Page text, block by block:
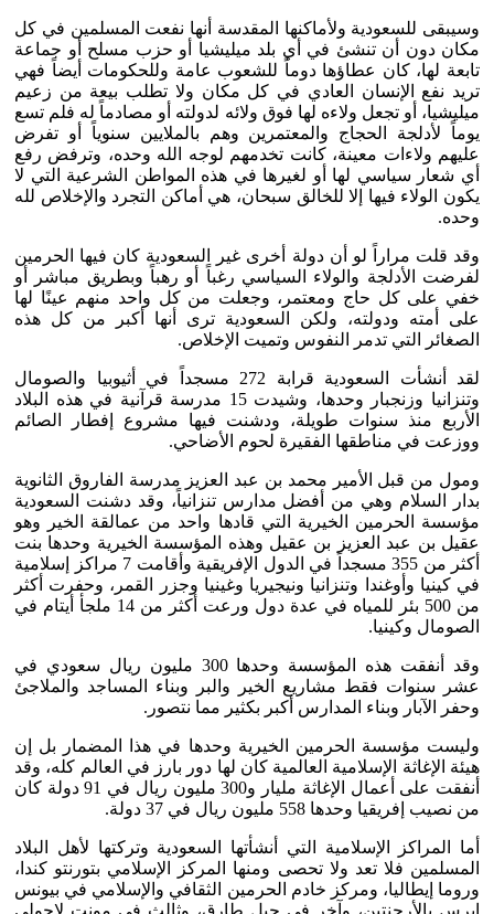
وسيبقى للسعودية ولأماكنها المقدسة أنها نفعت المسلمين في كل
مكان دون أن تنشئ في أي بلد ميليشيا أو حزب مسلح أو جماعة
تابعة لها، كان عطاؤها دوماً للشعوب عامة وللحكومات أيضاً فهي
تريد نفع الإنسان العادي في كل مكان ولا تطلب بيعة من زعيم
ميليشيا، أو تجعل ولاءه لها فوق ولائه لدولته أو مصادماً له فلم تسع
يوماً لأدلجة الحجاج والمعتمرين وهم بالملايين سنوياً أو تفرض
عليهم ولاءات معينة، كانت تخدمهم لوجه الله وحده، وترفض رفع
أي شعار سياسي لها أو لغيرها في هذه المواطن الشرعية التي لا
يكون الولاء فيها إلا للخالق سبحان، هي أماكن التجرد والإخلاص لله
وحده.
وقد قلت مراراً لو أن دولة أخرى غير السعودية كان فيها الحرمين
لفرضت الأدلجة والولاء السياسي رغباً أو رهباً وبطريق مباشر أو
خفي على كل حاج ومعتمر، وجعلت من كل واحد منهم عينًا لها
على أمته ودولته، ولكن السعودية ترى أنها أكبر من كل هذه
الصغائر التي تدمر النفوس وتميت الإخلاص.
لقد أنشأت السعودية قرابة 272 مسجداً في أثيوبيا والصومال
وتنزانيا وزنجبار وحدها، وشيدت 15 مدرسة قرآنية في هذه البلاد
الأربع منذ سنوات طويلة، ودشنت فيها مشروع إفطار الصائم
ووزعت في مناطقها الفقيرة لحوم الأضاحي.
ومول من قبل الأمير محمد بن عبد العزيز مدرسة الفاروق الثانوية
بدار السلام وهي من أفضل مدارس تنزانياً، وقد دشنت السعودية
مؤسسة الحرمين الخيرية التي قادها واحد من عمالقة الخير وهو
عقيل بن عبد العزيز بن عقيل وهذه المؤسسة الخيرية وحدها بنت
أكثر من 355 مسجداً في الدول الإفريقية وأقامت 7 مراكز إسلامية
في كينيا وأوغندا وتنزانيا ونيجيريا وغينيا وجزر القمر، وحفرت أكثر
من 500 بئر للمياه في عدة دول ورعت أكثر من 14 ملجأ أيتام في
الصومال وكينيا.
وقد أنفقت هذه المؤسسة وحدها 300 مليون ريال سعودي في
عشر سنوات فقط مشاريع الخير والبر وبناء المساجد والملاجئ
وحفر الآبار وبناء المدارس أكبر بكثير مما نتصور.
وليست مؤسسة الحرمين الخيرية وحدها في هذا المضمار بل إن
هيئة الإغاثة الإسلامية العالمية كان لها دور بارز في العالم كله، وقد
أنفقت على أعمال الإغاثة مليار و300 مليون ريال في 91 دولة كان
من نصيب إفريقيا وحدها 558 مليون ريال في 37 دولة.
أما المراكز الإسلامية التي أنشأتها السعودية وتركتها لأهل البلاد
المسلمين فلا تعد ولا تحصى ومنها المركز الإسلامي بتورنتو كندا،
وروما إيطاليا، ومركز خادم الحرمين الثقافي والإسلامي في بيونس